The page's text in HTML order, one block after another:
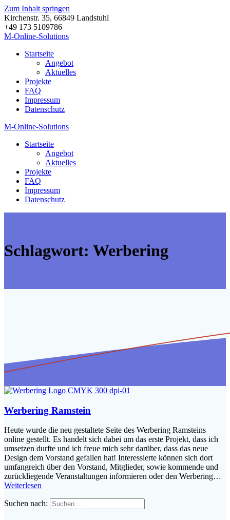
Zum Inhalt springen
Kirchenstr. 35, 66849 Landstuhl
+49 173 5109786
M-Online-Solutions
Startseite
Angebot
Aktuelles
Projekte
FAQ
Impressum
Datenschutz
M-Online-Solutions
Startseite
Angebot
Aktuelles
Projekte
FAQ
Impressum
Datenschutz
Schlagwort: Werbering
Werbering Ramstein
Heute wurde die neu gestaltete Seite des Werbering Ramsteins
online gestellt. Es handelt sich dabei um das erste Projekt, dass ich
umsetzen durfte und ich freue mich sehr darüber, dass das neue
Design dem Vorstand gefallen hat! Interessierte können sich dort
umfangreich über den Vorstand, Mitglieder, sowie kommende und
zurückliegende Veranstaltungen informieren oder den Werbering…
Weiterlesen
Suchen nach: